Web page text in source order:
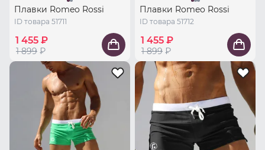
Плавки Romeo Rossi
ID товара 51711
1 455 ₽
1 899 ₽
Плавки Romeo Rossi
ID товара 51712
1 455 ₽
1 899 ₽